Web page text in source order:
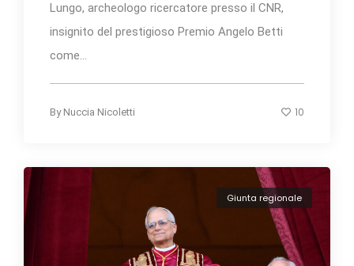
Lungo, archeologo ricercatore presso il CNR,
insignito del prestigioso Premio Angelo Betti
come...
By Nuccia Nicoletti 10
Giunta regionale